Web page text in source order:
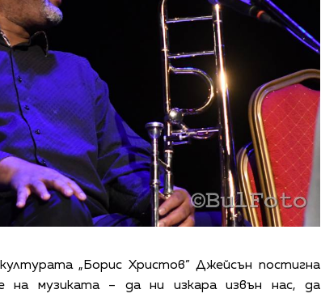
„Борис Христов” Джейсън постигна
на музиката – да ни изкара извън нас, да